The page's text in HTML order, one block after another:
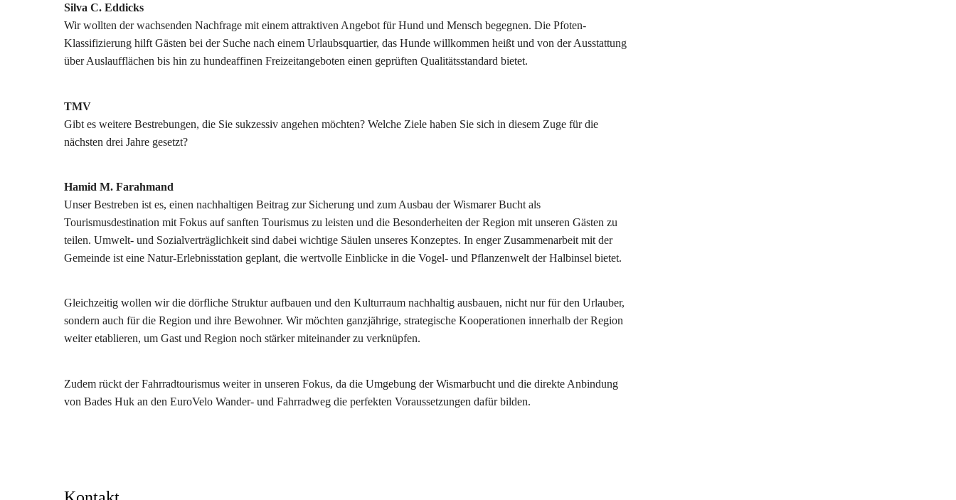
Silva C. Eddicks
Wir wollten der wachsenden Nachfrage mit einem attraktiven Angebot für Hund und Mensch begegnen. Die Pfoten-
Klassifizierung hilft Gästen bei der Suche nach einem Urlaubsquartier, das Hunde willkommen heißt und von der Ausstattung
über Auslaufflächen bis hin zu hundeaffinen Freizeitangeboten einen geprüften Qualitätsstandard bietet.
TMV
Gibt es weitere Bestrebungen, die Sie sukzessiv angehen möchten? Welche Ziele haben Sie sich in diesem Zuge für die
nächsten drei Jahre gesetzt?
Hamid M. Farahmand
Unser Bestreben ist es, einen nachhaltigen Beitrag zur Sicherung und zum Ausbau der Wismarer Bucht als
Tourismusdestination mit Fokus auf sanften Tourismus zu leisten und die Besonderheiten der Region mit unseren Gästen zu
teilen. Umwelt- und Sozialverträglichkeit sind dabei wichtige Säulen unseres Konzeptes. In enger Zusammenarbeit mit der
Gemeinde ist eine Natur-Erlebnisstation geplant, die wertvolle Einblicke in die Vogel- und Pflanzenwelt der Halbinsel bietet.
Gleichzeitig wollen wir die dörfliche Struktur aufbauen und den Kulturraum nachhaltig ausbauen, nicht nur für den Urlauber,
sondern auch für die Region und ihre Bewohner. Wir möchten ganzjährige, strategische Kooperationen innerhalb der Region
weiter etablieren, um Gast und Region noch stärker miteinander zu verknüpfen.
Zudem rückt der Fahrradtourismus weiter in unseren Fokus, da die Umgebung der Wismarbucht und die direkte Anbindung
von Bades Huk an den EuroVelo Wander- und Fahrradweg die perfekten Voraussetzungen dafür bilden.